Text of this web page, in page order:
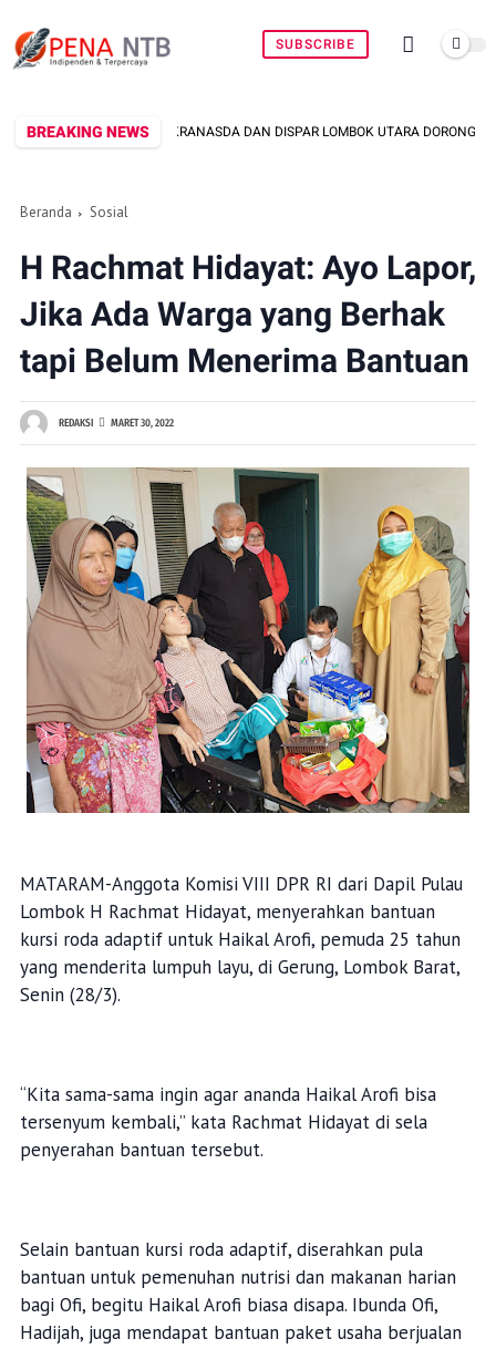
SUBSCRIBE
BREAKING NEWS
DEKRANASDA DAN DISPAR LOMBOK UTARA DORONG PROMOSI WASTRA
Beranda Sosial
H Rachmat Hidayat: Ayo Lapor,
Jika Ada Warga yang Berhak
tapi Belum Menerima Bantuan
REDAKSI MARET 30, 2022
MATARAM-Anggota Komisi VIII DPR RI dari Dapil Pulau
Lombok H Rachmat Hidayat, menyerahkan bantuan
kursi roda adaptif untuk Haikal Arofi, pemuda 25 tahun
yang menderita lumpuh layu, di Gerung, Lombok Barat,
Senin (28/3).
“Kita sama-sama ingin agar ananda Haikal Arofi bisa
tersenyum kembali,” kata Rachmat Hidayat di sela
penyerahan bantuan tersebut.
Selain bantuan kursi roda adaptif, diserahkan pula
bantuan untuk pemenuhan nutrisi dan makanan harian
bagi Ofi, begitu Haikal Arofi biasa disapa. Ibunda Ofi,
Hadijah, juga mendapat bantuan paket usaha berjualan